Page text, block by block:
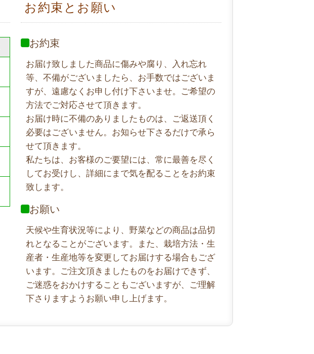
お約束とお願い
お約束
お届け致しました商品に傷みや腐り、入れ忘れ
等、不備がございましたら、お手数ではございま
すが、遠慮なくお申し付け下さいませ。ご希望の
方法でご対応させて頂きます。
お届け時に不備のありましたものは、ご返送頂く
必要はございません。お知らせ下さるだけで承ら
せて頂きます。
私たちは、お客様のご要望には、常に最善を尽く
してお受けし、詳細にまで気を配ることをお約束
致します。
お願い
天候や生育状況等により、野菜などの商品は品切
れとなることがございます。また、栽培方法・生
産者・生産地等を変更してお届けする場合もござ
います。ご注文頂きましたものをお届けできず、
ご迷惑をおかけすることもございますが、ご理解
下さりますようお願い申し上げます。